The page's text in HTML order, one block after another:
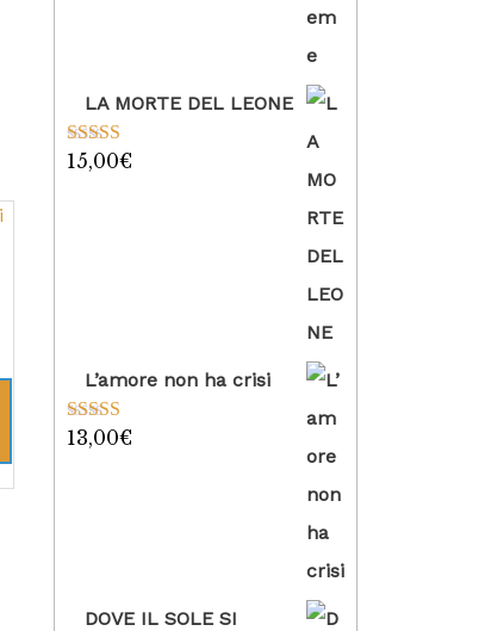
LA MORTE DEL LEONE
Valutato
15,00€
L’amore non ha crisi
Valutato
13,00€
DOVE IL SOLE SI